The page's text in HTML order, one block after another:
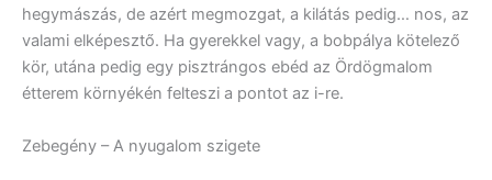
hegymászás, de azért megmozgat, a kilátás pedig… nos, az
valami elképesztő. Ha gyerekkel vagy, a bobpálya kötelező
kör, utána pedig egy pisztrángos ebéd az Ördögmalom
étterem környékén felteszi a pontot az i-re.
Zebegény – A nyugalom szigete